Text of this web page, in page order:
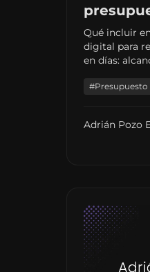
en
te
Qué incluir
digital para
en días:
arranque.
#Presupuesto
Adrián Pozo